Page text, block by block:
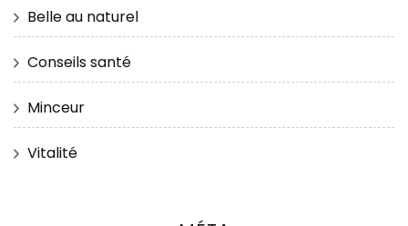
Belle au naturel
Conseils santé
Minceur
Vitalité